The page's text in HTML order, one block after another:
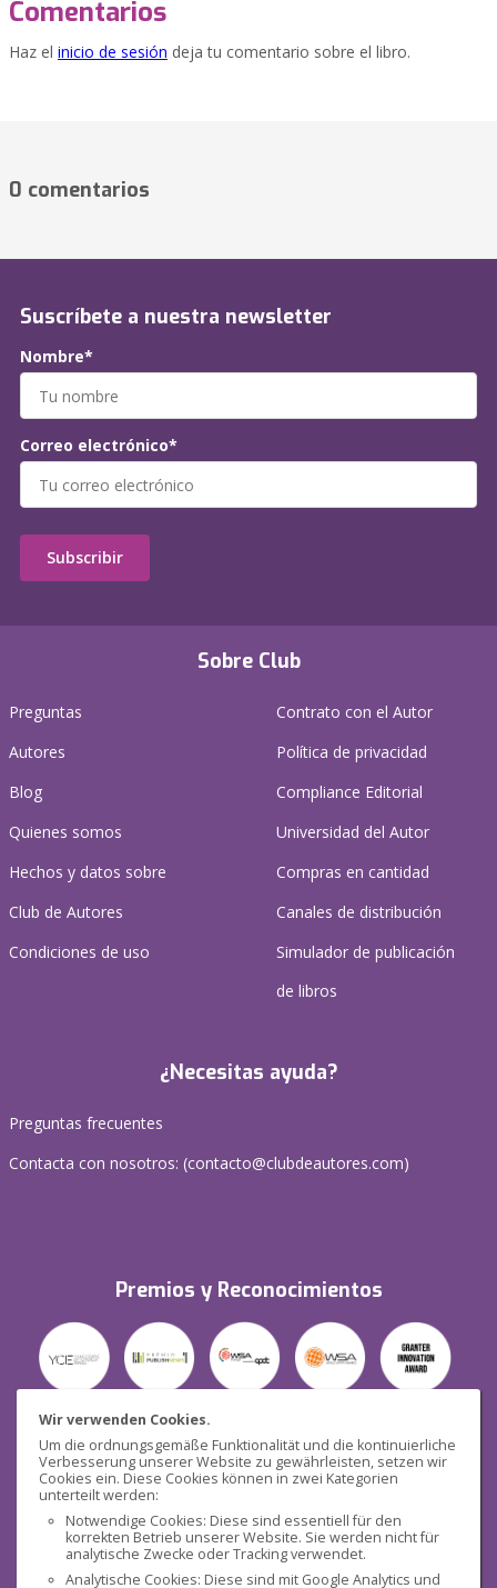
Wir verwenden Cookies.
Um die ordnungsgemäße Funktionalität und die kontinuierliche
Verbesserung unserer Website zu gewährleisten, setzen wir
Cookies ein. Diese Cookies können in zwei Kategorien
unterteilt werden:
Notwendige Cookies: Diese sind essentiell für den
korrekten Betrieb unserer Website. Sie werden nicht für
analytische Zwecke oder Tracking verwendet.
Analytische Cookies: Diese sind mit Google Analytics und
Comentarios
Haz el inicio de sesión deja tu comentario sobre el libro.
0 comentarios
Sobre Club
Preguntas
Autores
Blog
Quienes somos
Hechos y datos sobre
Club de Autores
Condiciones de uso
Contrato con el Autor
Política de privacidad
Compliance Editorial
Universidad del Autor
Compras en cantidad
Canales de distribución
Simulador de publicación
de libros
¿Necesitas ayuda?
Preguntas frecuentes
Contacta con nosotros: (contacto@clubdeautores.com)
Premios y Reconocimientos
Seguridad
Suscríbete a nuestra newsletter
Nombre*
Correo electrónico*
Subscribir